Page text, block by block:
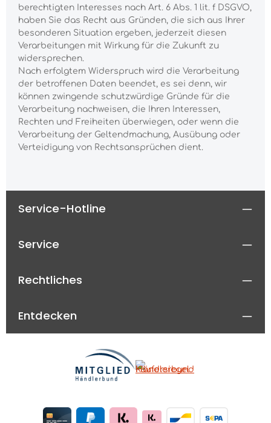
berechtigten Interesses nach Art. 6 Abs. 1 lit. f DSGVO,
haben Sie das Recht aus Gründen, die sich aus Ihrer
besonderen Situation ergeben, jederzeit diesen
Verarbeitungen mit Wirkung für die Zukunft zu
widersprechen.
Nach erfolgtem Widerspruch wird die Verarbeitung
der betroffenen Daten beendet, es sei denn, wir
können zwingende schutzwürdige Gründe für die
Verarbeitung nachweisen, die Ihren Interessen,
Rechten und Freiheiten überwiegen, oder wenn die
Verarbeitung der Geltendmachung, Ausübung oder
Verteidigung von Rechtsansprüchen dient.
Service-Hotline
Service
Rechtliches
Entdecken